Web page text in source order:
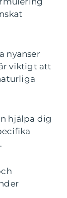
nyanser
viktigt att
hjälpa dig